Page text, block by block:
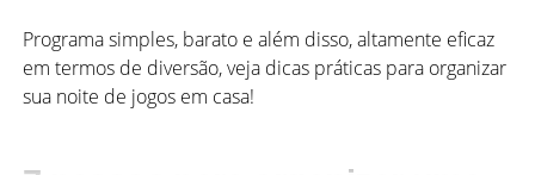
sem “cantar peças”
O objetivo principal do jogo é se livrar de todas as suas
peças antes dos adversários.
Programa simples, barato e além disso, altamente eficaz
em termos de diversão, veja dicas práticas para organizar
sua noite de jogos em casa!